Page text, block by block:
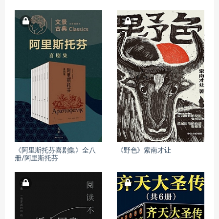
《阿里斯托芬喜剧集》全八
册/阿里斯托芬
《野色》索南才让